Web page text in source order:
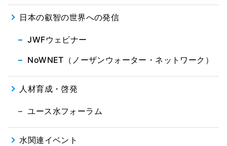
日本の叡智の世界への発信
JWFウェビナー
NoWNET（ノーザンウォーター・ネットワーク）
人材育成・啓発
ユース水フォーラム
水関連イベント